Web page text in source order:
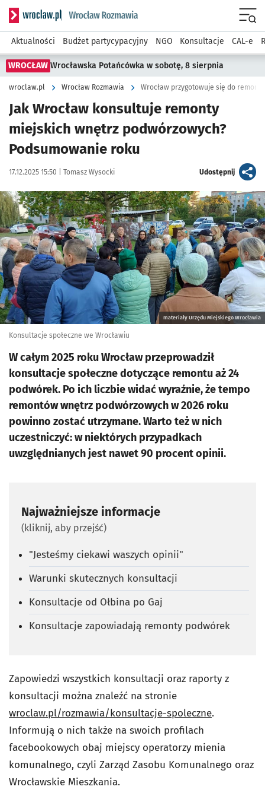
Serwis informacyjny wroclaw.pl podserwis: Rozmawia
Aktualności Budżet partycypacyjny NGO Konsultacje CAL-e
WROCŁAW Wrocławska Potańcówka w sobotę, 8 sierpnia
wroclaw.pl Wrocław Rozmawia Wrocław przygotowuje się do
Jak Wrocław konsultuje remonty
miejskich wnętrz podwórzowych?
Podsumowanie roku
Data publikacji:
17.12.2025 15:50 | Autor:
Tomasz Wysocki Udostępnijartykuł
Kliknij, aby powiększyć
materiały Urzędu Miejskiego Wrocławia
Konsultacje społeczne we Wrocławiu
W całym 2025 roku Wrocław przeprowadził
konsultacje społeczne dotyczące remontu aż 24
podwórek. Po ich liczbie widać wyraźnie, że tempo
remontów wnętrz podwórzowych w 2026 roku
powinno zostać utrzymane. Warto też w nich
uczestniczyć: w niektórych przypadkach
uwzględnianych jest nawet 90 procent opinii.
Najważniejsze informacje
(kliknij, aby przejść)
"Jesteśmy ciekawi waszych opinii"
Warunki skutecznych konsultacji
Konsultacje od Ołbina po Gaj
Konsultacje zapowiadają remonty podwórek
Zapowiedzi wszystkich konsultacji oraz raporty z
konsultacji można znaleźć na stronie
wroclaw.pl/rozmawia/konsultacje-spoleczne.
Informują o nich także na swoich profilach
facebookowych obaj miejscy operatorzy mienia
komunalnego, czyli Zarząd Zasobu Komunalnego oraz
Wrocławskie Mieszkania.